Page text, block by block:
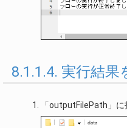
8.1.1.4. 実行結果
「outputFilePath」